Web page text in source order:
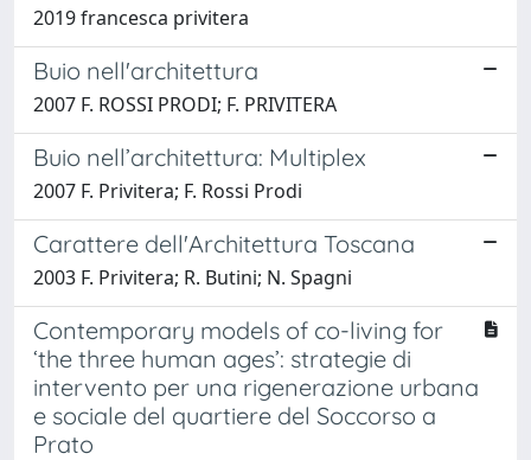
2019 francesca privitera
Buio nell'architettura
2007 F. ROSSI PRODI; F. PRIVITERA
Buio nell’architettura: Multiplex
2007 F. Privitera; F. Rossi Prodi
Carattere dell'Architettura Toscana
2003 F. Privitera; R. Butini; N. Spagni
Contemporary models of co-living for
‘the three human ages’: strategie di
intervento per una rigenerazione urbana
e sociale del quartiere del Soccorso a
Prato